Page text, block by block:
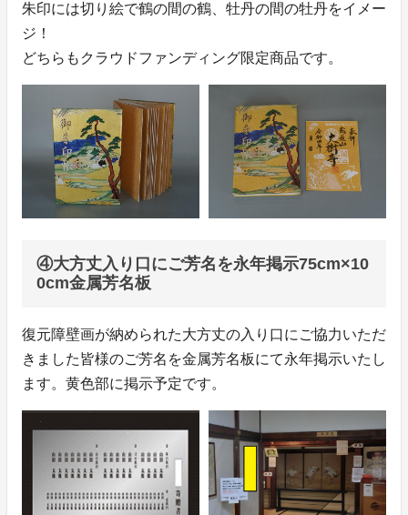
朱印には切り絵で鶴の間の鶴、牡丹の間の牡丹をイメー
ジ！
どちらもクラウドファンディング限定商品です。
④大方丈入り口にご芳名を永年掲示75cm×10
0cm金属芳名板
復元障壁画が納められた大方丈の入り口にご協力いただ
きました皆様のご芳名を金属芳名板にて永年掲示いたし
ます。黄色部に掲示予定です。